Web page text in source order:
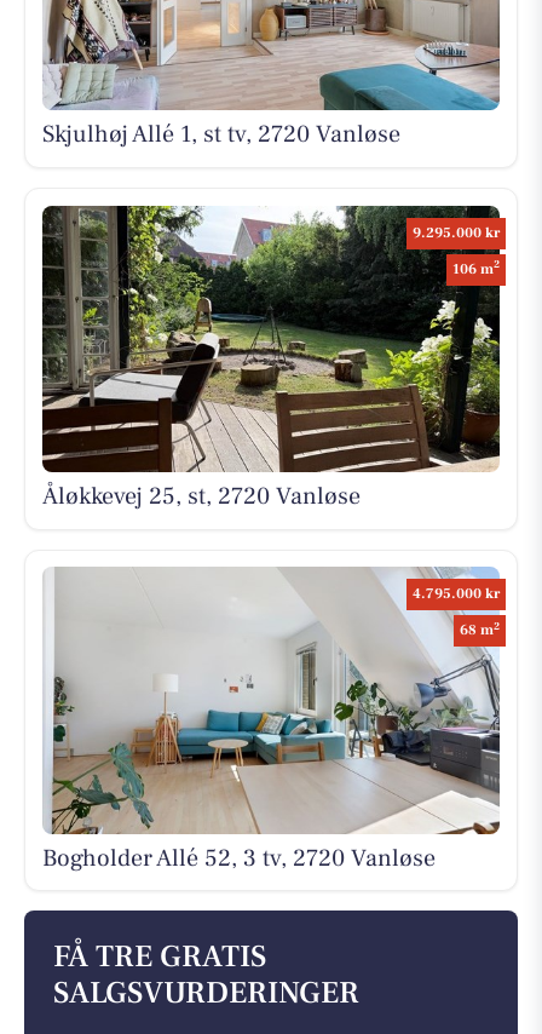
Skjulhøj Allé 1, st tv, 2720 Vanløse
9.295.000 kr
106 m2
Åløkkevej 25, st, 2720 Vanløse
4.795.000 kr
68 m2
Bogholder Allé 52, 3 tv, 2720 Vanløse
FÅ TRE GRATIS
SALGSVURDERINGER